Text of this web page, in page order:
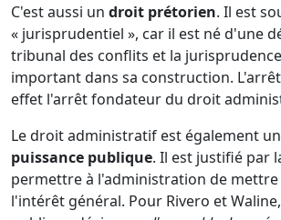
C'est aussi un droit prétorien. Il est
« jurisprudentiel », car il est né d'une
tribunal des conflits et la
important dans sa construction.
effet l'arrêt fondateur du droit
Le droit administratif est également un
puissance publique. Il est justifié par
permettre à l'administration de mettre
l'intérêt général. Pour Rivero et